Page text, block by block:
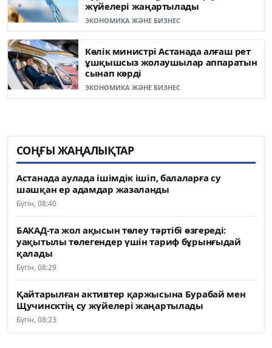
жүйелері жаңартылады
ЭКОНОМИКА ЖӘНЕ БИЗНЕС
Көлік министрі Астанада алғаш рет
ұшқышсыз жолаушылар аппаратын
сынап көрді
ЭКОНОМИКА ЖӘНЕ БИЗНЕС
СОҢҒЫ ЖАҢАЛЫҚТАР
Астанада аулада ішімдік ішіп, балаларға су
шашқан ер адамдар жазаланды
Бүгін, 08:40
БАКАД-та жол ақысын төлеу тәртібі өзгереді:
уақытылы төлегендер үшін тариф бұрынғыдай
қалады
Бүгін, 08:29
Қайтарылған активтер қаржысына Бурабай мен
Щучинсктің су жүйелері жаңартылады
Бүгін, 08:23